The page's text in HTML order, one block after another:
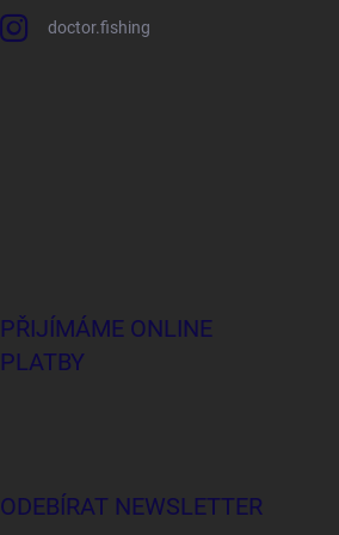
doctor.fishing
PŘIJÍMÁME ONLINE
PLATBY
ODEBÍRAT NEWSLETTER